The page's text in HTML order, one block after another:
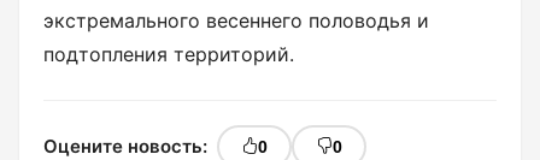
экстремального весеннего половодья и
подтопления территорий.
Оцените новость: 0 0